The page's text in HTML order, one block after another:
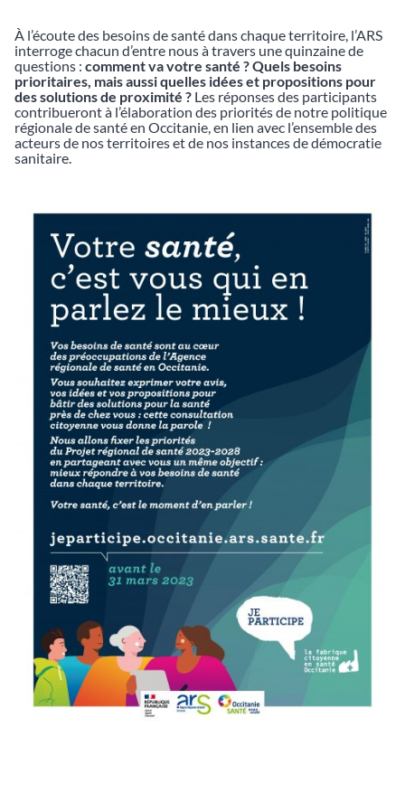
À l’écoute des besoins de santé dans chaque territoire, l’ARS
interroge chacun d’entre nous à travers une quinzaine de
questions : comment va votre santé ? Quels besoins
prioritaires, mais aussi quelles idées et propositions pour
des solutions de proximité ? Les réponses des participants
contribueront à l’élaboration des priorités de notre politique
régionale de santé en Occitanie, en lien avec l’ensemble des
acteurs de nos territoires et de nos instances de démocratie
sanitaire.